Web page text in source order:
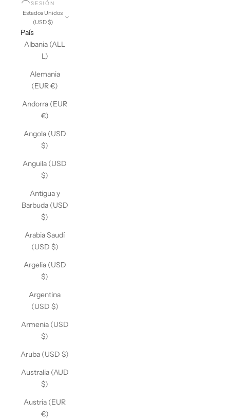
SESIÓN
Estados Unidos
(USD $)
País
Albania (ALL
L)
Alemania
(EUR €)
Andorra (EUR
€)
Angola (USD
$)
Anguila (USD
$)
Antigua y
Barbuda (USD
$)
Arabia Saudí
(USD $)
Argelia (USD
$)
Argentina
(USD $)
Armenia (USD
$)
Aruba (USD $)
Australia (AUD
$)
Austria (EUR
€)